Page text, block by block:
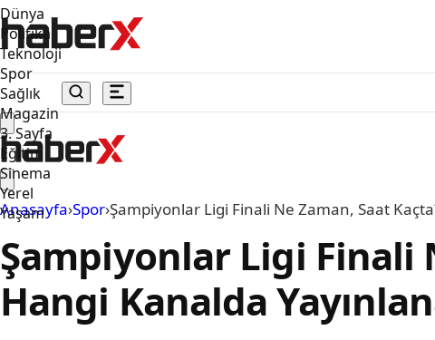
Dünya
Politika
Teknoloji
Spor
Sağlık
Magazin
3. Sayfa
Eğitim
Sinema
Yerel
Yaşam
Anasayfa›Spor›Şampiyonlar Ligi Finali Ne Zaman, Saat
Şampiyonlar Ligi Finali
Hangi Kanalda